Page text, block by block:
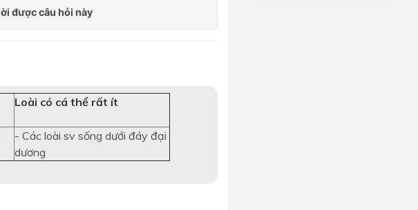
Loài có cá thể rất ít
- Các loài sv sống dưới đáy đại
dương